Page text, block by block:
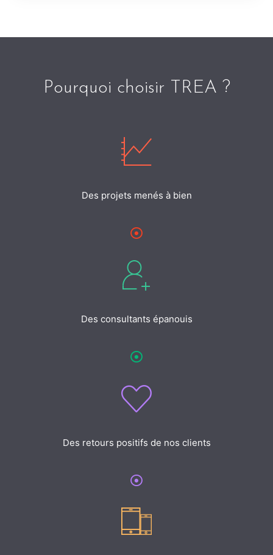
Pourquoi choisir TREA ?
Des projets menés à bien
Des consultants épanouis
Des retours positifs de nos clients